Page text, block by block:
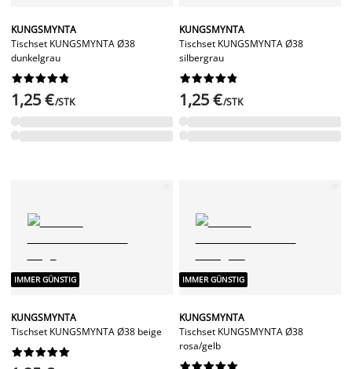
KUNGSMYNTA
Tischset KUNGSMYNTA Ø38
dunkelgrau






1,25 €/STK
KUNGSMYNTA
Tischset KUNGSMYNTA Ø38
silbergrau






1,25 €/STK
IMMER GÜNSTIG
KUNGSMYNTA
Tischset KUNGSMYNTA Ø38 beige






IMMER GÜNSTIG
KUNGSMYNTA
Tischset KUNGSMYNTA Ø38
rosa/gelb





